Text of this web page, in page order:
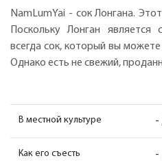
NamLumYai - сок Лонгана.
Поскольку Лонган
всегда сок, который вы
Однако есть не свежий,
В местной культуре -
Как его съесть -